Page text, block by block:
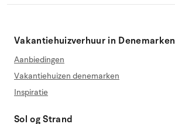
Vakantiehuizverhuur in Denemarken
Aanbiedingen
Vakantiehuizen denemarken
Inspiratie
Sol og Strand